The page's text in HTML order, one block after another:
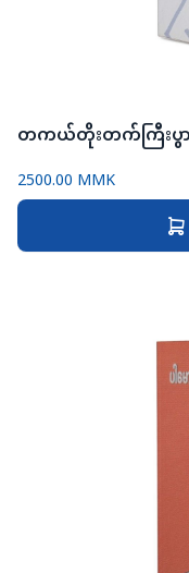
တကယ်တိုးတက်ကြီးပွား
2500.00 MMK